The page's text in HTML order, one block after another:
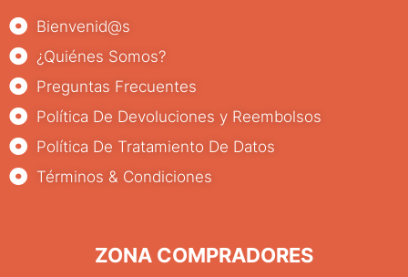
Bienvenid@s
¿Quiénes Somos?
Preguntas Frecuentes
Política De Devoluciones y Reembolsos
Política De Tratamiento De Datos
Términos & Condiciones
ZONA COMPRADORES